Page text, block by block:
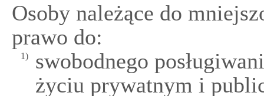
Osoby należące do
prawo do:
1)
swobodnego
życiu prywatnym i